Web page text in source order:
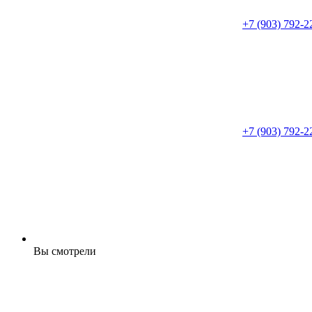
+7 (903) 792-
+7 (903) 792-
Вы смотрели